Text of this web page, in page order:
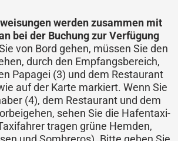
werden zusammen mit
bei der Buchung zur Verfügung
von Bord gehen, müssen Sie den
durch den Empfangsbereich,
Papagei (3) und dem Restaurant
auf der Karte markiert. Wenn Sie
(4), dem Restaurant und dem
sehen Sie die Hafentaxi-
tragen grüne Hemden,